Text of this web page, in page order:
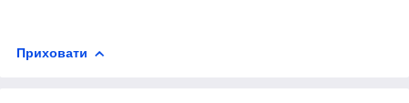
Приховати